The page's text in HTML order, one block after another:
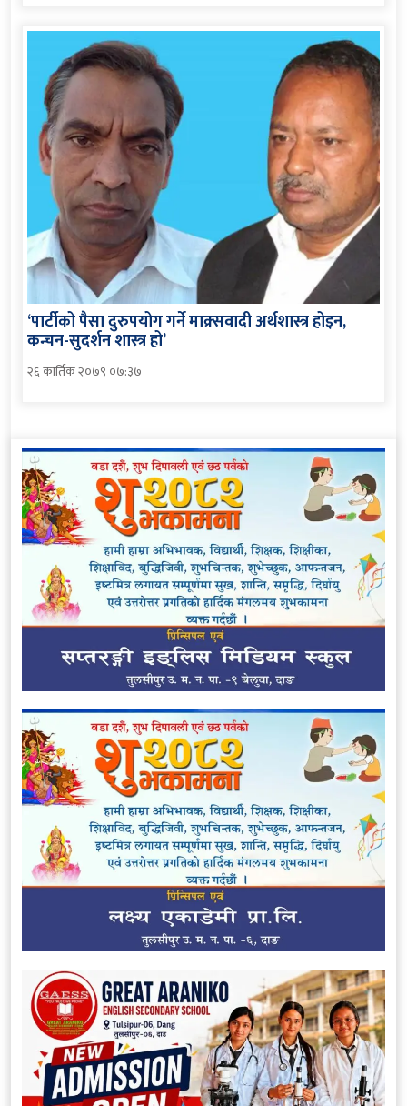
‘पार्टीको पैसा दुरुपयोग गर्ने माक्र्सवादी अर्थशास्त्र होइन,
कन्चन-सुदर्शन शास्त्र हो’
२६ कार्तिक २०७९ ०७:३७